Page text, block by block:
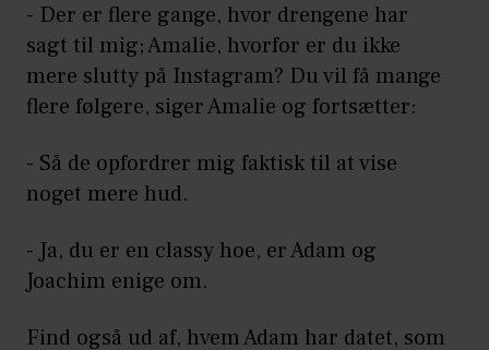
- Der er flere gange, hvor drengene har
sagt til mig; Amalie, hvorfor er du ikke
mere slutty på Instagram? Du vil få mange
flere følgere, siger Amalie og fortsætter:
- Så de opfordrer mig faktisk til at vise
noget mere hud.
- Ja, du er en classy hoe, er Adam og
Joachim enige om.
Find også ud af, hvem Adam har datet, som